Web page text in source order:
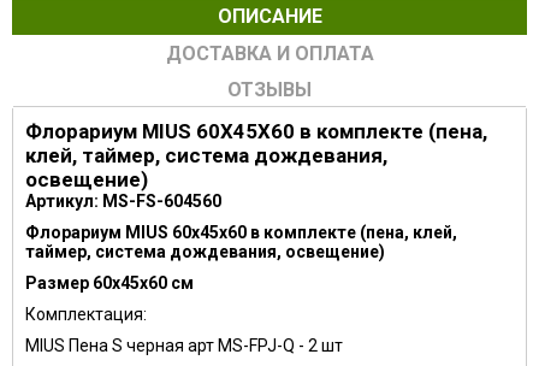
ОПИСАНИЕ
ДОСТАВКА И ОПЛАТА
ОТЗЫВЫ
Флорариум MIUS 60X45X60 в комплекте (пена,
клей, таймер, система дождевания,
освещение)
Артикул: MS-FS-604560
Флорариум MIUS 60x45x60 в комплекте (пена, клей,
таймер, система дождевания, освещение)
Размер 60х45х60 см
Комплектация:
MIUS Пена S черная арт MS-FPJ-Q - 2 шт